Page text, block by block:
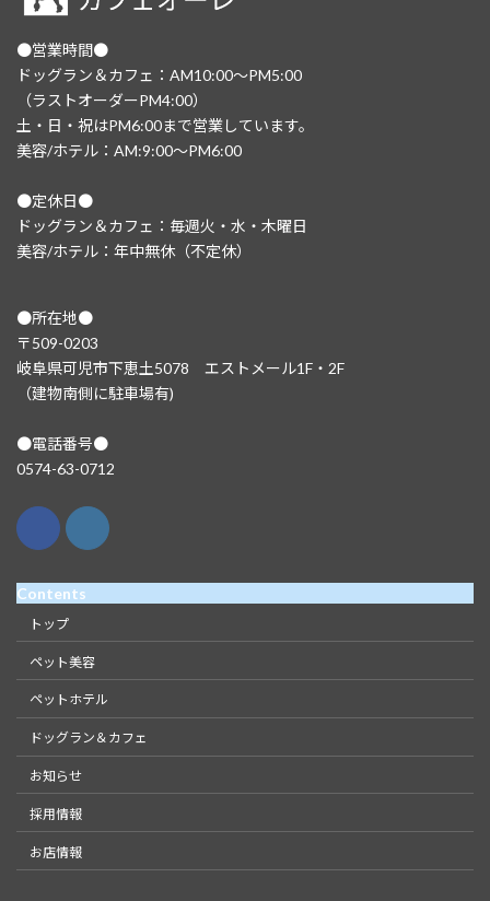
●営業時間●
ドッグラン＆カフェ：AM10:00～PM5:00
（ラストオーダーPM4:00）
土・日・祝はPM6:00まで営業しています。
美容/ホテル：AM:9:00～PM6:00
●定休日●
ドッグラン＆カフェ：毎週火・水・木曜日
美容/ホテル：年中無休（不定休）
●所在地●
〒509-0203
岐阜県可児市下恵土5078 エストメール1F・2F
（建物南側に駐車場有)
●電話番号●
0574-63-0712
Contents
トップ
ペット美容
ペットホテル
ドッグラン＆カフェ
お知らせ
採用情報
お店情報